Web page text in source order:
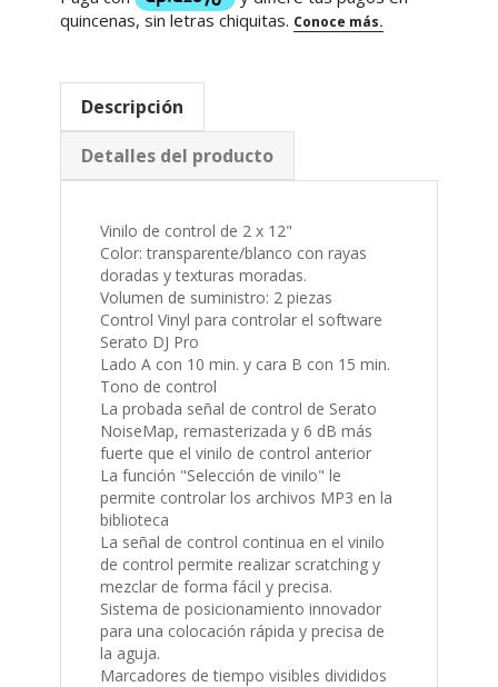
Descripción
Detalles del producto
Color: transparente/blanco con rayas
doradas y texturas moradas.
Volumen de suministro: 2 piezas
Control Vinyl para controlar el software
Serato DJ Pro
Lado A con 10 min. y cara B con 15 min.
Tono de control
La probada señal de control de Serato
NoiseMap, remasterizada y 6 dB más
fuerte que el vinilo de control anterior
La función "Selección de vinilo" le
permite controlar los archivos MP3 en la
biblioteca
La señal de control continua en el vinilo
de control permite realizar scratching y
mezclar de forma fácil y precisa.
Sistema de posicionamiento innovador
para una colocación rápida y precisa de
la aguja.
Marcadores de tiempo visibles divididos
en minutos en el vinilo de control